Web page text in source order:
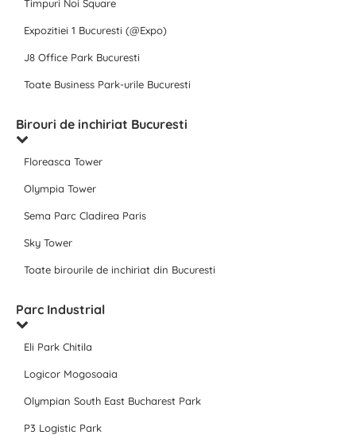
Timpuri Noi Square
Expozitiei 1 Bucuresti (@Expo)
J8 Office Park Bucuresti
Toate Business Park-urile Bucuresti
Birouri de inchiriat Bucuresti
Floreasca Tower
Olympia Tower
Sema Parc Cladirea Paris
Sky Tower
Toate birourile de inchiriat din Bucuresti
Parc Industrial
Eli Park Chitila
Logicor Mogosoaia
Olympian South East Bucharest Park
P3 Logistic Park